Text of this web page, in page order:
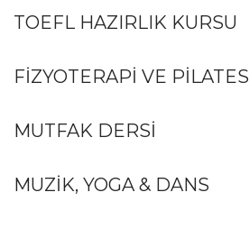
TOEFL HAZIRLIK KURSU
FİZYOTERAPİ VE PİLATES
MUTFAK DERSİ
MUZİK, YOGA & DANS